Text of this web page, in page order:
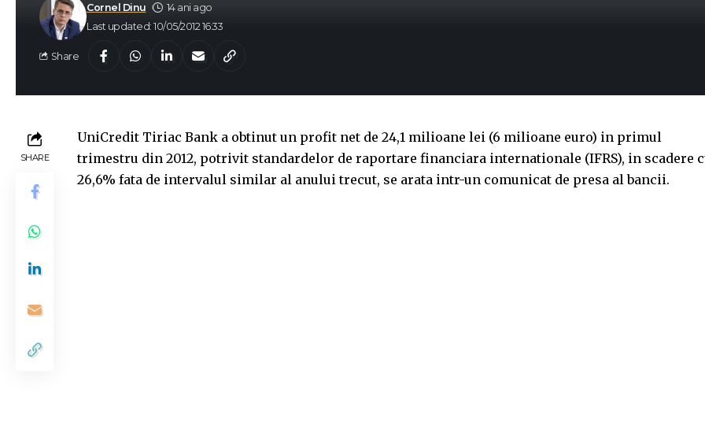
Last updated: 10/05/2012 16:33
Cornel Dinu 14 ani ago
Share
SHARE
UniCredit Tiriac Bank a obtinut un profit net de 24,1 milioane lei (6 milioane euro) in primul
trimestru din 2012, potrivit standardelor de raportare financiara internationale (IFRS), in scadere
26,6% fata de intervalul similar al anului trecut, se arata intr-un comunicat de presa al bancii.